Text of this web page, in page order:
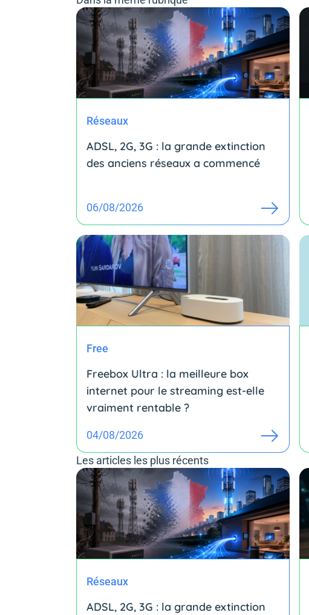
Réseaux
ADSL, 2G, 3G : la grande extinction
des anciens réseaux a commencé
06/08/2026
Free
Freebox Ultra : la meilleure box
internet pour le streaming est-elle
vraiment rentable ?
04/08/2026
Les articles les plus récents
Réseaux
ADSL, 2G, 3G : la grande extinction